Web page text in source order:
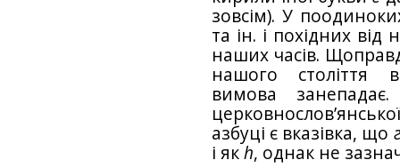
зовсім). У
та ін. і похідних
наших часів.
нашого століття
вимова
азбуці є вказівка, що
і якh, однак не